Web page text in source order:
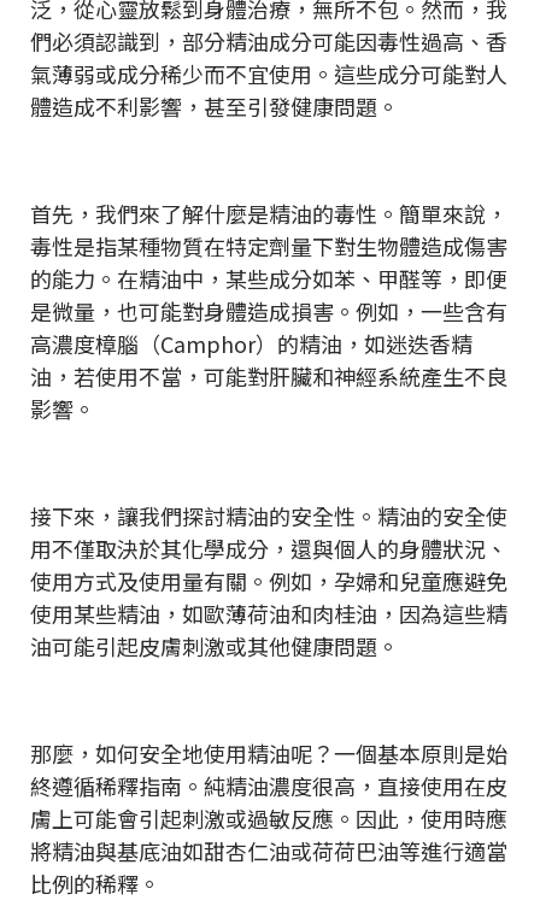
泛，從心靈放鬆到身體治療，無所不包。然而，我
們必須認識到，部分精油成分可能因毒性過高、香
氣薄弱或成分稀少而不宜使用。這些成分可能對人
體造成不利影響，甚至引發健康問題。
首先，我們來了解什麼是精油的毒性。簡單來說，
毒性是指某種物質在特定劑量下對生物體造成傷害
的能力。在精油中，某些成分如苯、甲醛等，即便
是微量，也可能對身體造成損害。例如，一些含有
高濃度樟腦（Camphor）的精油，如迷迭香精
油，若使用不當，可能對肝臟和神經系統產生不良
影響。
接下來，讓我們探討精油的安全性。精油的安全使
用不僅取決於其化學成分，還與個人的身體狀況、
使用方式及使用量有關。例如，孕婦和兒童應避免
使用某些精油，如歐薄荷油和肉桂油，因為這些精
油可能引起皮膚刺激或其他健康問題。
那麼，如何安全地使用精油呢？一個基本原則是始
終遵循稀釋指南。純精油濃度很高，直接使用在皮
膚上可能會引起刺激或過敏反應。因此，使用時應
將精油與基底油如甜杏仁油或荷荷巴油等進行適當
比例的稀釋。